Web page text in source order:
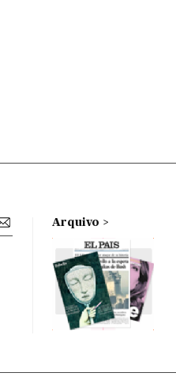
Arquivo